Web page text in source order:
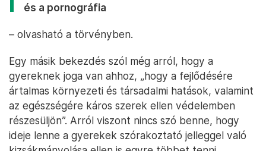
és a pornográfia
– olvasható a törvényben.
Egy másik bekezdés szól még arról, hogy a
gyereknek joga van ahhoz, „hogy a fejlődésére
ártalmas környezeti és társadalmi hatások, valamint
az egészségére káros szerek ellen védelemben
részesüljön”. Arról viszont nincs szó benne, hogy
ideje lenne a gyerekek szórakoztató jelleggel való